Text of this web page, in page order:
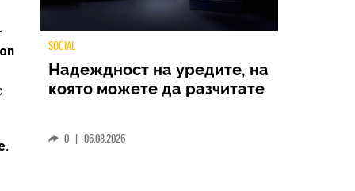
TECH
Ultra – ново име, познато